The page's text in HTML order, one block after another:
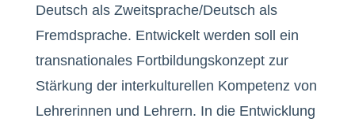
Deutsch als Zweitsprache/Deutsch als
Fremdsprache. Entwickelt werden soll ein
transnationales Fortbildungskonzept zur
Stärkung der interkulturellen Kompetenz von
Lehrerinnen und Lehrern. In die Entwicklung